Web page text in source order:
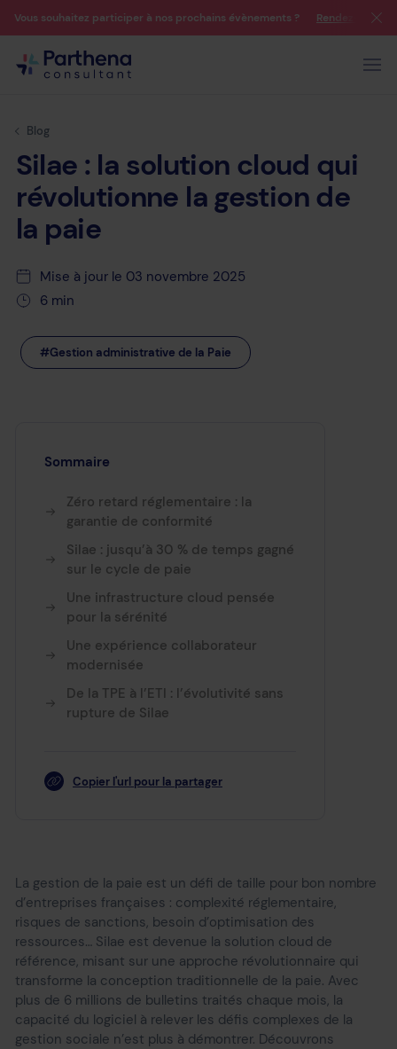
Vous souhaitez participer à nos prochains évènements ? Rendez-vous
Blog
Silae : la solution cloud qui
révolutionne la gestion de
la paie
Mise à jour le 03 novembre 2025
6 min
#Gestion administrative de la Paie
Sommaire
Zéro retard réglementaire : la
garantie de conformité
Silae : jusqu’à 30 % de temps gagné
sur le cycle de paie
Une infrastructure cloud pensée
pour la sérénité
Une expérience collaborateur
modernisée
De la TPE à l’ETI : l’évolutivité sans
rupture de Silae
Copier l'url pour la partager
La gestion de la paie est un défi de taille pour bon nombre
d’entreprises françaises : complexité réglementaire,
risques de sanctions, besoin d’optimisation des
ressources… Silae est devenue la solution cloud de
référence, misant sur une approche révolutionnaire qui
transforme la conception traditionnelle de la paie. Avec
plus de 6 millions de bulletins traités chaque mois, la
capacité du logiciel à relever les défis complexes de la
gestion sociale n’est plus à démontrer. Découvrons